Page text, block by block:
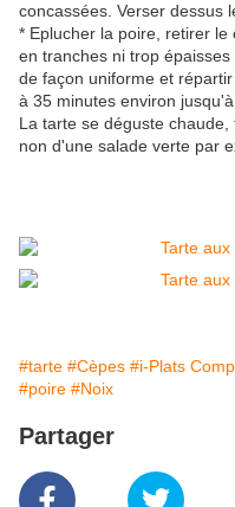
concassées. Verser dessus
* Eplucher la poire, retirer
en tranches ni trop
de façon uniforme et
à 35 minutes environ
La tarte se déguste
non d'une salade verte par
#tarte #Cèpes #i-Plats
#poire #Noix
Partager